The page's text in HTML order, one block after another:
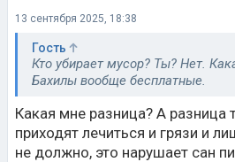
13 сентября 2025, 18:38
Гость
Кто убирает мусор? Ты? Нет.
Бахилы вообще бесплатные.
Какая мне разница? А разница
приходят лечиться и грязи и
не должно, это нарушает сан